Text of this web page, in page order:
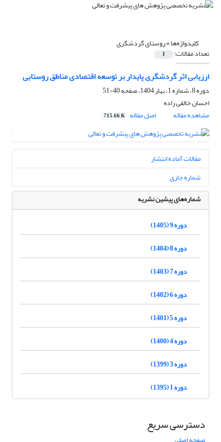
کلیدواژه‌ها =روستای گردشگری
تعداد مقالات: 1
ارزیابی اثر گردشگری پایدار بر توسعه اقتصادی مناطق روستایی
دوره 8، شماره 1، بهار 1404، صفحه
40-51
احسان خالقی زاده
مشاهده مقاله
اصل مقاله 715.66 K
مقالات آماده انتشار
شماره جاری
شماره‌های پیشین نشریه
دوره 9 (1405)
دوره 8 (1404)
دوره 7 (1403)
دوره 6 (1402)
دوره 5 (1401)
دوره 4 (1400)
دوره 3 (1399)
دوره 1 (1395)
دسترسی سریع